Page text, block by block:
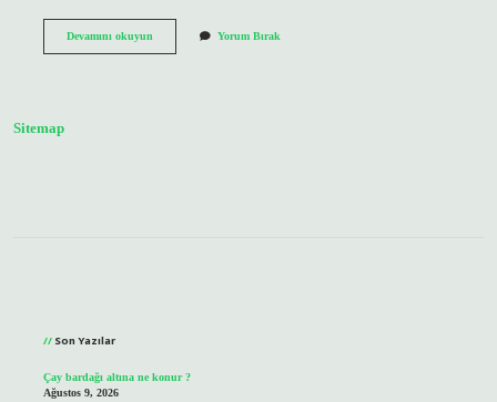
Devamını okuyunPolatlı
Yorum Bırak
Sitemap
Son Yazılar
Çay bardağı altına ne konur ?
Ağustos 9, 2026